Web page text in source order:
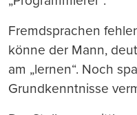
Fremdsprachen
könne der Mann,
am „lernen“. Noch
Grundkenntnisse